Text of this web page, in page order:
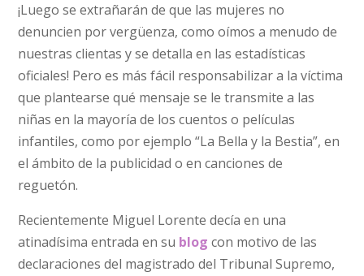
¡Luego se extrañarán de que las mujeres no
denuncien por vergüenza, como oímos a menudo de
nuestras clientas y se detalla en las estadísticas
oficiales! Pero es más fácil responsabilizar a la víctima
que plantearse qué mensaje se le transmite a las
niñas en la mayoría de los cuentos o películas
infantiles, como por ejemplo “La Bella y la Bestia”, en
el ámbito de la publicidad o en canciones de
reguetón.
Recientemente Miguel Lorente decía en una
atinadísima entrada en su blog con motivo de las
declaraciones del magistrado del Tribunal Supremo,